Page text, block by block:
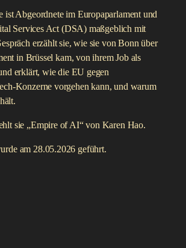
ist Abgeordnete im Europaparlament und
Services Act (DSA) maßgeblich mit
erzählt sie, wie sie von Bonn über
in Brüssel kam, von ihrem Job als
erklärt, wie die EU gegen
Konzerne vorgehen kann, und warum
sie „Empire of AI“ von Karen Hao.
am 28.05.2026 geführt.